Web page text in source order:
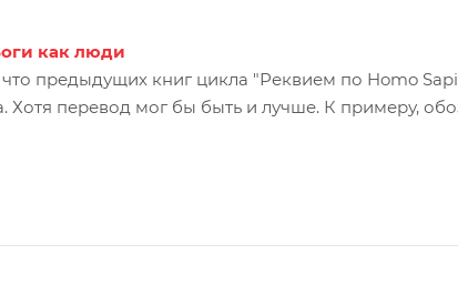
как люди
предыдущих книг цикла "Реквием по Homo
Хотя перевод мог бы быть и лучше. К примеру,